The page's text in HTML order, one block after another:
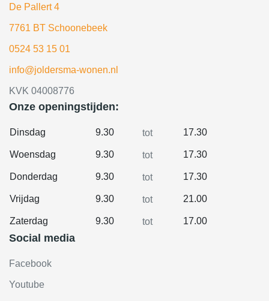
De Pallert 4
7761 BT Schoonebeek
0524 53 15 01
info@joldersma-wonen.nl
KVK 04008776
Onze openingstijden:
Dinsdag 9.30 tot 17.30
Woensdag 9.30 tot 17.30
Donderdag 9.30 tot 17.30
Vrijdag 9.30 tot 21.00
Zaterdag 9.30 tot 17.00
Social media
Facebook
Youtube